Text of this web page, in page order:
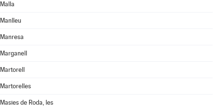
Malla
Manlleu
Manresa
Marganell
Martorell
Martorelles
Masies de Roda, les